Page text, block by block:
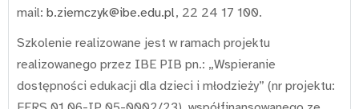
mail: b.ziemczyk@ibe.edu.pl, 22 24 17 100.
Szkolenie realizowane jest w ramach projektu
realizowanego przez IBE PIB pn.: „Wspieranie
dostępności edukacji dla dzieci i młodzieży” (nr projektu: